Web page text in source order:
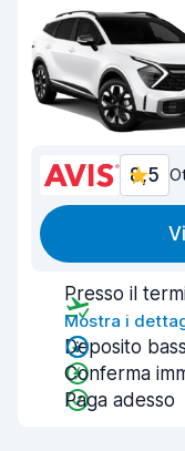
8,5
Presso il
Mostra i
Deposito
Conferma
Paga adesso